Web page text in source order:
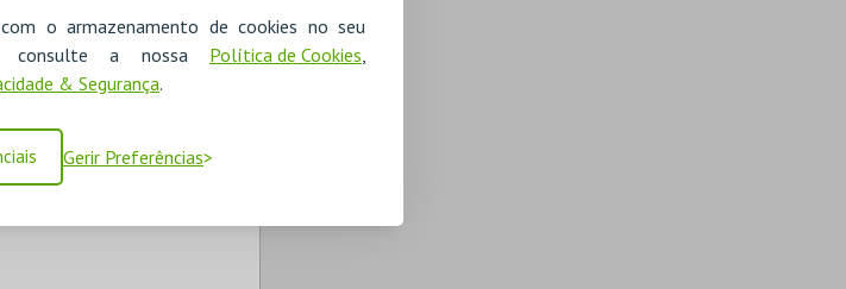
o armazenamento de cookies no seu
consulte a nossa Política de Cookies
& Segurança.
Gerir Preferências
20h00